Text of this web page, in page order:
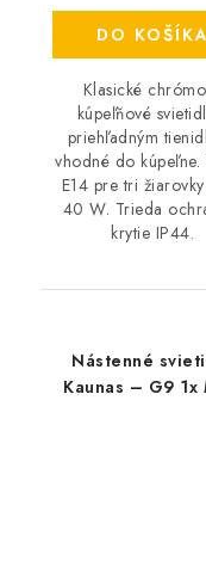
DO KOŠÍKA
Klasické
kúpeľňové
priehľadným
vhodné do kúpeľne.
E14 pre tri
40 W. Trieda
krytie IP44.
Nástenné
Kaunas – G9 1x